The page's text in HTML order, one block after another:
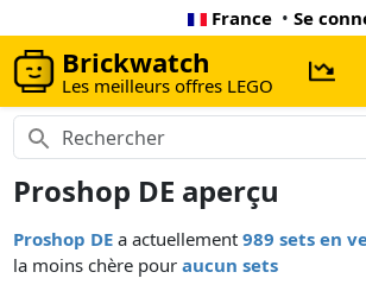
France • Se
Brickwatch
Les meilleurs offres LEGO
Proshop DE aperçu
Proshop DE a actuellement989 sets en
la moins chère pouraucun sets